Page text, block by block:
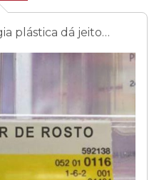
plástica dá jeito…